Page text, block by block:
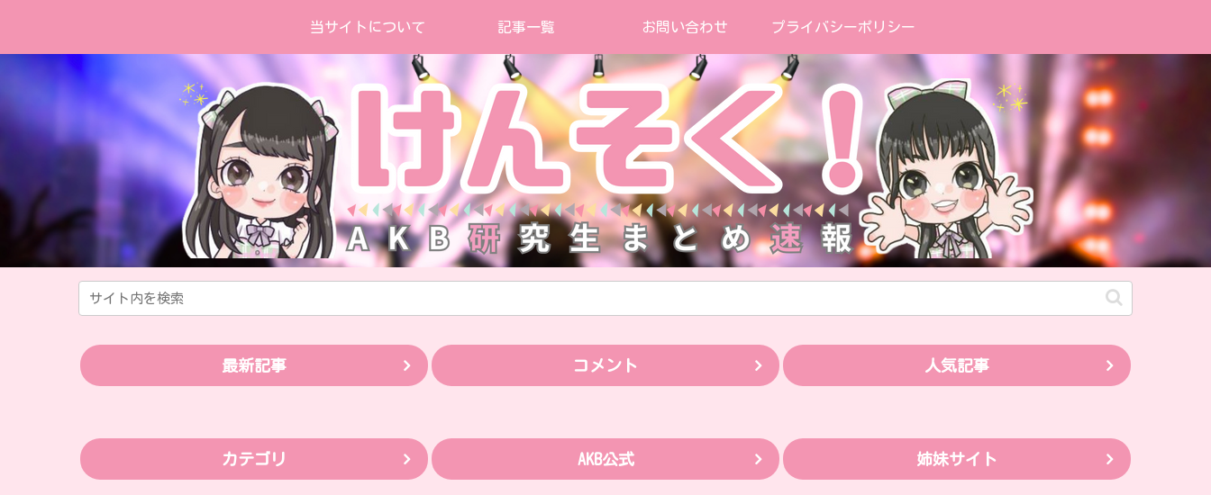
当サイトについて 記事一覧 お問い合わせ プライバシーポリシー
最新記事 コメント 人気記事
カテゴリ AKB公式 姉妹サイト